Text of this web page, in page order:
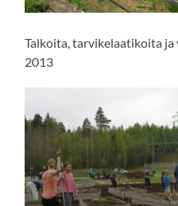
Talkoita, tarvikelaatikoita
2013